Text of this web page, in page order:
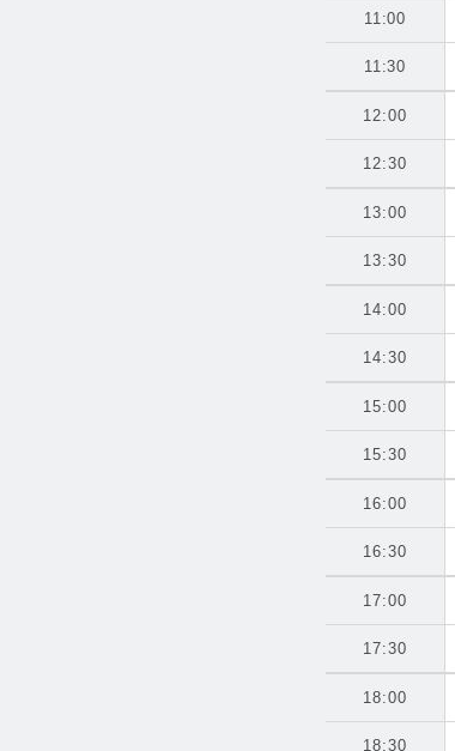
11:00
11:30
12:00
12:30
13:00
13:30
14:00
14:30
15:00
15:30
16:00
16:30
17:00
17:30
18:00
18:30